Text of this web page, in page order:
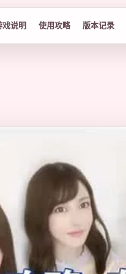
戏说明 使用攻略 版本记录